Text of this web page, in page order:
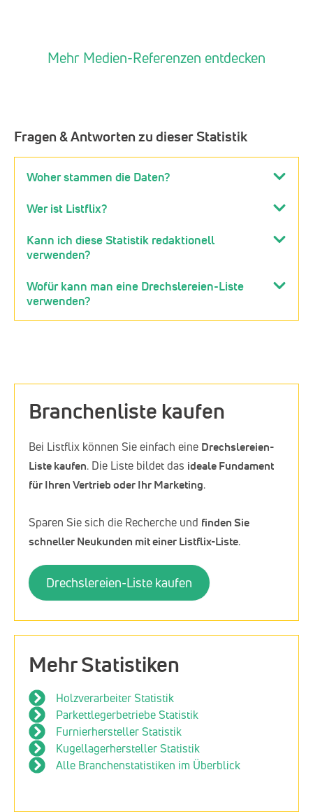
Mehr Medien-Referenzen entdecken
Fragen & Antworten zu dieser Statistik
Woher stammen die Daten?
Wer ist Listflix?
Kann ich diese Statistik redaktionell
verwenden?
Wofür kann man eine Drechslereien-Liste
verwenden?
Branchenliste kaufen
Bei Listflix können Sie einfach eine Drechslereien-
Liste kaufen. Die Liste bildet das ideale Fundament
für Ihren Vertrieb oder Ihr Marketing.
Sparen Sie sich die Recherche und finden Sie
schneller Neukunden mit einer Listflix-Liste.
Drechslereien-Liste kaufen
Mehr Statistiken
Holzverarbeiter Statistik
Parkettlegerbetriebe Statistik
Furnierhersteller Statistik
Kugellagerhersteller Statistik
Alle Branchenstatistiken im Überblick